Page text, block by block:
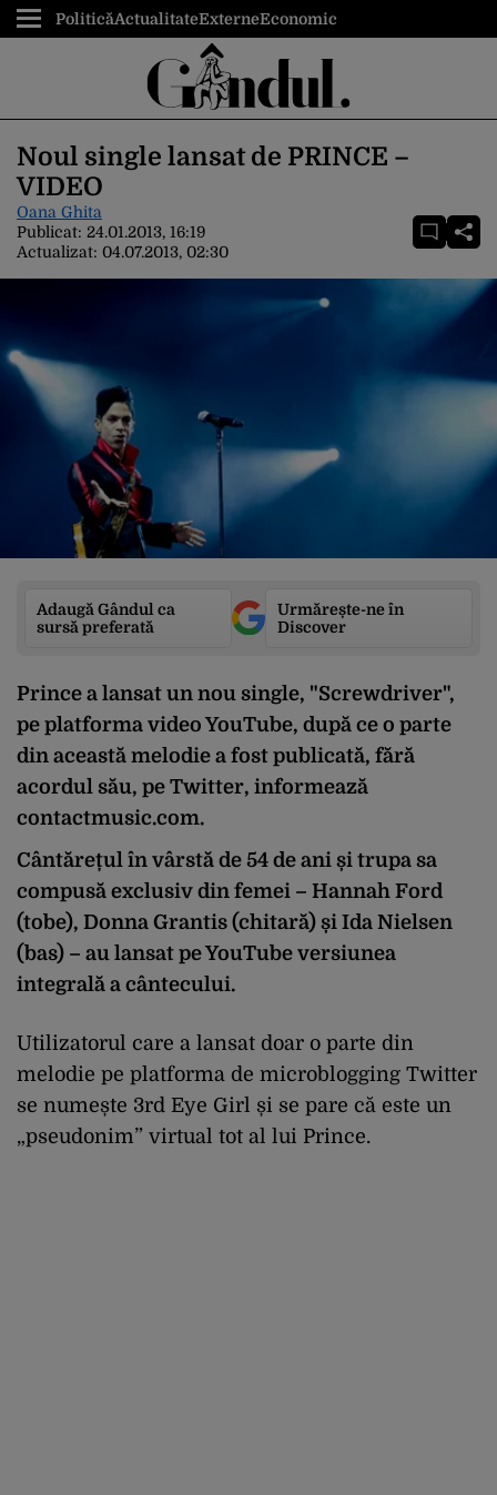
PoliticăActualitateExterneEconomic
Noul single lansat de PRINCE –
VIDEO
Oana Ghita
Publicat: 24.01.2013, 16:19
Actualizat: 04.07.2013, 02:30
Adaugă Gândul ca
sursă preferată
Urmărește-ne în
Discover
Prince a lansat un nou single, "Screwdriver",
pe platforma video YouTube, după ce o parte
din această melodie a fost publicată, fără
acordul său, pe Twitter, informează
contactmusic.com.
Cântărețul în vârstă de 54 de ani și trupa sa
compusă exclusiv din femei – Hannah Ford
(tobe), Donna Grantis (chitară) și Ida Nielsen
(bas) – au lansat pe YouTube versiunea
integrală a cântecului.
Utilizatorul care a lansat doar o parte din
melodie pe platforma de microblogging Twitter
se numește 3rd Eye Girl și se pare că este un
„pseudonim” virtual tot al lui Prince.